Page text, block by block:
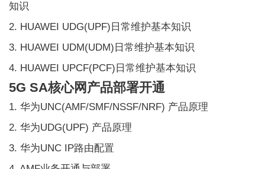
知识
2. HUAWEI UDG(UPF)日常维护基本知识
3. HUAWEI UDM(UDM)日常维护基本知识
4. HUAWEI UPCF(PCF)日常维护基本知识
5G SA核心网产品部署开通
1. 华为UNC(AMF/SMF/NSSF/NRF) 产品原理
2. 华为UDG(UPF) 产品原理
3. 华为UNC IP路由配置